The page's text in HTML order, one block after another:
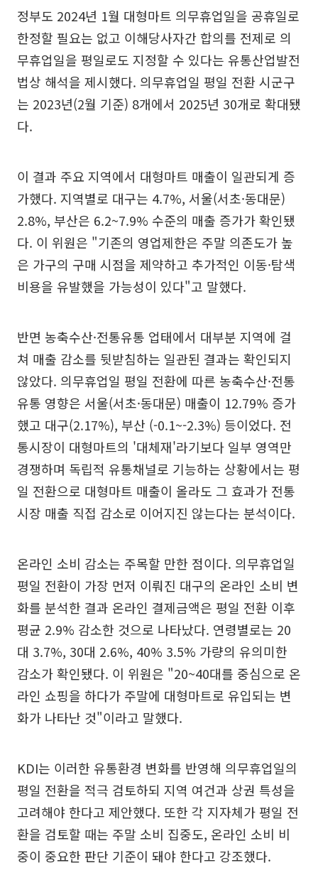
정부도 2024년 1월 대형마트 의무휴업일을 공휴일로
한정할 필요는 없고 이해당사자간 합의를 전제로 의
무휴업일을 평일로도 지정할 수 있다는 유통산업발전
법상 해석을 제시했다. 의무휴업일 평일 전환 시군구
는 2023년(2월 기준) 8개에서 2025년 30개로 확대됐
다.
이 결과 주요 지역에서 대형마트 매출이 일관되게 증
가했다. 지역별로 대구는 4.7%, 서울(서초·동대문)
2.8%, 부산은 6.2~7.9% 수준의 매출 증가가 확인됐
다. 이 위원은 "기존의 영업제한은 주말 의존도가 높
은 가구의 구매 시점을 제약하고 추가적인 이동·탐색
비용을 유발했을 가능성이 있다"고 말했다.
반면 농축수산·전통유통 업태에서 대부분 지역에 걸
쳐 매출 감소를 뒷받침하는 일관된 결과는 확인되지
않았다. 의무휴업일 평일 전환에 따른 농축수산·전통
유통 영향은 서울(서초·동대문) 매출이 12.79% 증가
했고 대구(2.17%), 부산 (-0.1~-2.3%) 등이었다. 전
통시장이 대형마트의 '대체재'라기보다 일부 영역만
경쟁하며 독립적 유통채널로 기능하는 상황에서는 평
일 전환으로 대형마트 매출이 올라도 그 효과가 전통
시장 매출 직접 감소로 이어지진 않는다는 분석이다.
온라인 소비 감소는 주목할 만한 점이다. 의무휴업일
평일 전환이 가장 먼저 이뤄진 대구의 온라인 소비 변
화를 분석한 결과 온라인 결제금액은 평일 전환 이후
평균 2.9% 감소한 것으로 나타났다. 연령별로는 20
대 3.7%, 30대 2.6%, 40% 3.5% 가량의 유의미한
감소가 확인됐다. 이 위원은 "20~40대를 중심으로 온
라인 쇼핑을 하다가 주말에 대형마트로 유입되는 변
화가 나타난 것"이라고 말했다.
KDI는 이러한 유통환경 변화를 반영해 의무휴업일의
평일 전환을 적극 검토하되 지역 여건과 상권 특성을
고려해야 한다고 제안했다. 또한 각 지자체가 평일 전
환을 검토할 때는 주말 소비 집중도, 온라인 소비 비
중이 중요한 판단 기준이 돼야 한다고 강조했다.